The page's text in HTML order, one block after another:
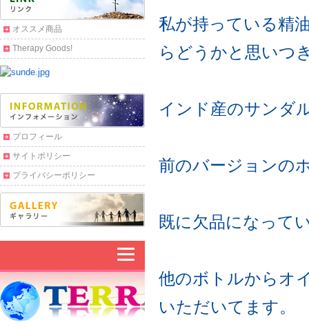
私が持っている精
らどうかと思いつ
インド産のサンダ
前のバージョンの
既に欠品になって
他のボトルからオ
いただいてます。
オススメ商品
Therapy Goods!
プロフィール
サイトポリシー
プライバシーポリシー